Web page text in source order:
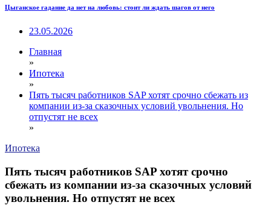
Цыганское гадание да нет на любовь: стоит ли ждать шагов от него
23.05.2026
Главная
»
Ипотека
»
Пять тысяч работников SAP хотят срочно сбежать из
компании из-за сказочных условий увольнения. Но
отпустят не всех
»
Ипотека
Пять тысяч работников SAP хотят срочно
сбежать из компании из-за сказочных условий
увольнения. Но отпустят не всех